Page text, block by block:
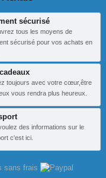
sécurisé
tous les moyens de
sécurisé pour vos achats en
toujours avec votre cœur,être
vous rendra plus heureux.
des informations sur le
c'est ici.